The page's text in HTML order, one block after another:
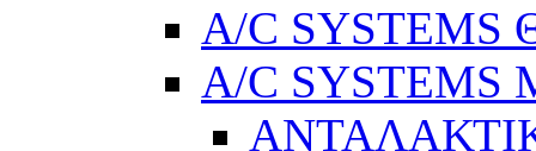
A/C SYSTEMS
A/C SYSTEMS